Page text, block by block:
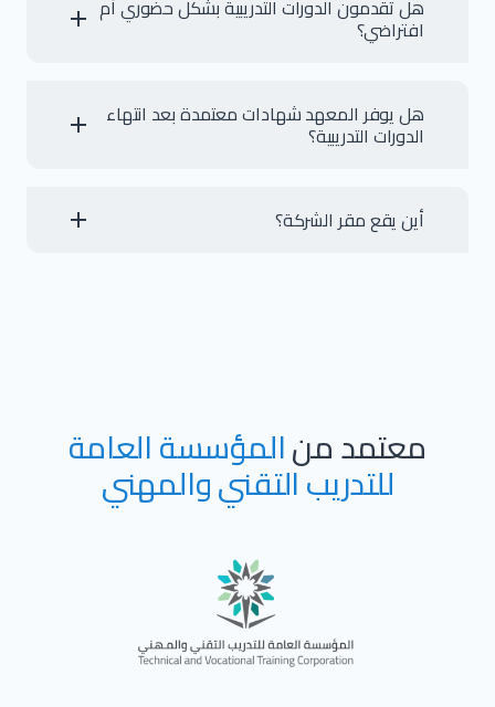
هل تقدمون الدورات التدريبية بشكل حضوري أم
افتراضي؟
هل يوفر المعهد شهادات معتمدة بعد انتهاء
الدورات التدريبية؟
أين يقع مقر الشركة؟
معتمد منالمؤسسة العامة
للتدريب التقني والمهني